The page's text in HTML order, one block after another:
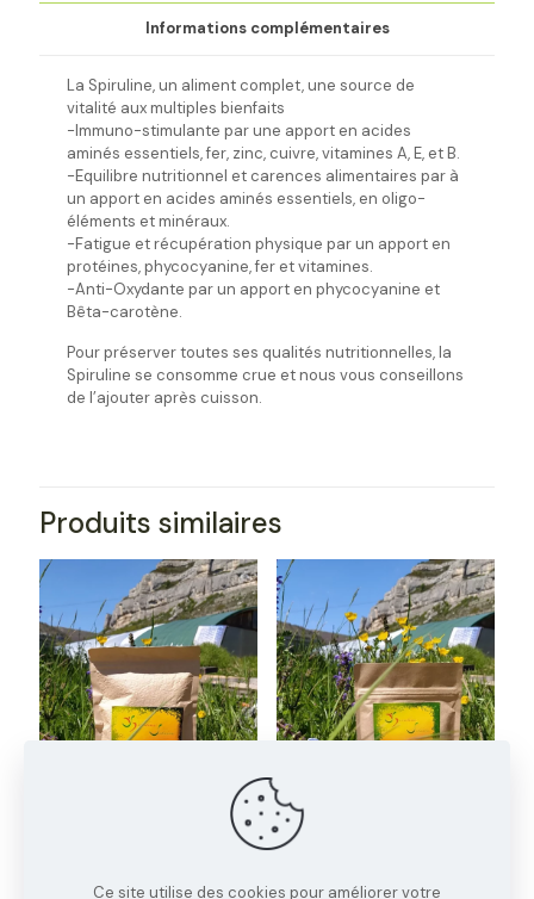
Informations complémentaires
La Spiruline, un aliment complet, une source de
vitalité aux multiples bienfaits
-Immuno-stimulante par une apport en acides
aminés essentiels, fer, zinc, cuivre, vitamines A, E, et B.
-Equilibre nutritionnel et carences alimentaires par à
un apport en acides aminés essentiels, en oligo-
éléments et minéraux.
-Fatigue et récupération physique par un apport en
protéines, phycocyanine, fer et vitamines.
-Anti-Oxydante par un apport en phycocyanine et
Bêta-carotène.
Pour préserver toutes ses qualités nutritionnelles, la
Spiruline se consomme crue et nous vous conseillons
de l’ajouter après cuisson.
Produits similaires
Spiruline sous forme de
paillettes croustillantes
Spiruline sous forme de
paillettes croustillantes
Ce site utilise des cookies pour améliorer votre